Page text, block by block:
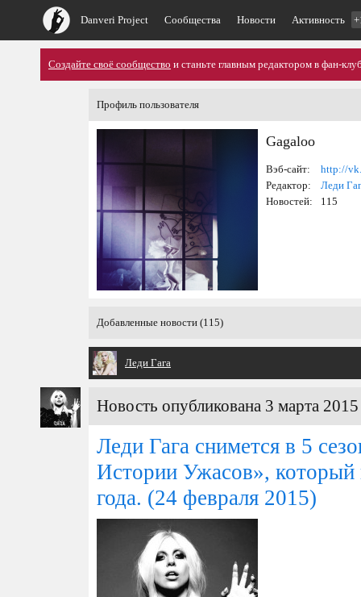
Danveri Project Сообщества Новости Активность
Создайте своё сообщество и станьте главным редактором в фан-
Профиль пользователя
Gagaloo
Вэб-сайт:
http://
Редактор:
Леди
Новостей:
115
Добавленные новости (115)
Леди Гага
Новость опубликована 3 марта
Леди Гага снимется в 5
Истории Ужасов», который
года. (24 февраля 2015)